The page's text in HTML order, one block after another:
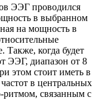
ЭЭГ проводился
в выбранном
на мощность в
когда будет
ЭЭГ, диапазон от 8
этом стоит иметь в
в центральных
ритмом, связанным с